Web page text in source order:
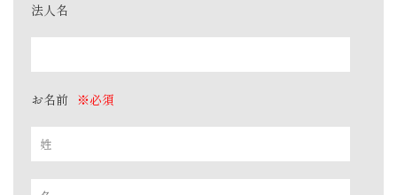
法人名
お名前 ※必須